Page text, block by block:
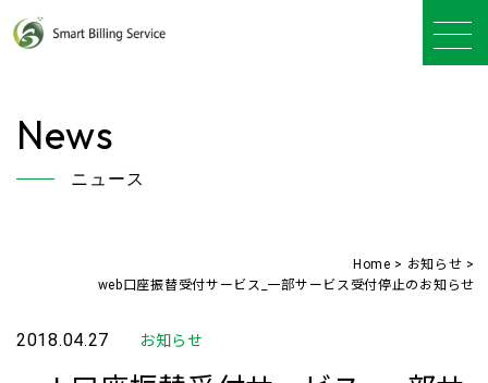
News
ニュース
Home > お知らせ >
web口座振替受付サービス_一部サービス受付停止のお知らせ
2018.04.27 お知らせ